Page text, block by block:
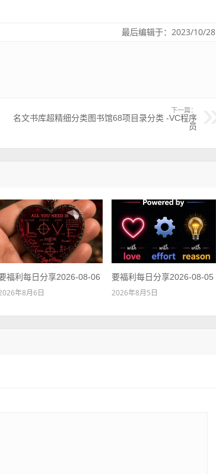
最后编辑于：2023/10/28
下一篇：
名文书库超精细分类图书馆68项目录分类 -VC程序
员
福利每日分享2026-08-06
年8月6日
要福利每日分享2026-08-05
2026年8月5日